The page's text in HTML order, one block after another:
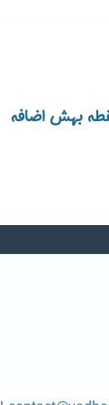
بهش اضافه